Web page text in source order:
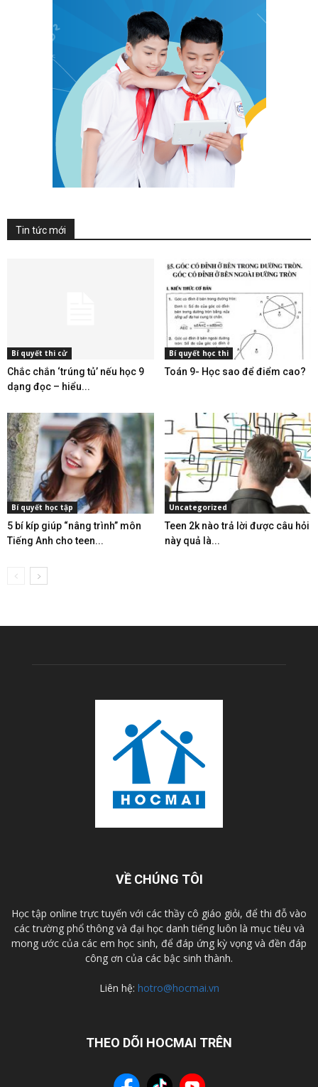
Tin tức mới
Bí quyết thi cử
Chắc chắn ‘trúng tủ’ nếu học 9
dạng đọc – hiểu...
Bí quyết học thi
Toán 9- Học sao để điểm cao?
Bí quyết học tập
5 bí kíp giúp “nâng trình” môn
Tiếng Anh cho teen...
Uncategorized
Teen 2k nào trả lời được câu hỏi
này quả là...
VỀ CHÚNG TÔI
Học tập online trực tuyến với các thầy cô giáo giỏi, để thi đỗ vào
các trường phổ thông và đại học danh tiếng luôn là mục tiêu và
mong ước của các em học sinh, để đáp ứng kỳ vọng và đền đáp
công ơn của các bậc sinh thành.
Liên hệ: hotro@hocmai.vn
THEO DÕI HOCMAI TRÊN